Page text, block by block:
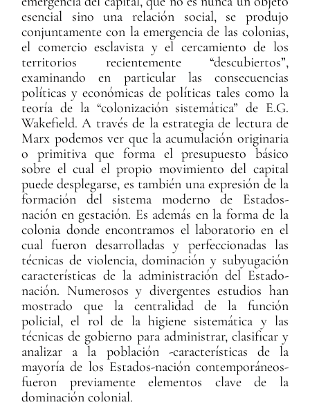
esencial sino una relación social, se produjo
conjuntamente con la emergencia de las colonias,
el comercio esclavista y el cercamiento de los
territorios recientemente “descubiertos”,
examinando en particular las consecuencias
políticas y económicas de políticas tales como la
teoría de la “colonización sistemática” de E.G.
Wakefield. A través de la estrategia de lectura de
Marx podemos ver que la acumulación originaria
o primitiva que forma el presupuesto básico
sobre el cual el propio movimiento del capital
puede desplegarse, es también una expresión de la
formación del sistema moderno de Estados-
nación en gestación. Es además en la forma de la
colonia donde encontramos el laboratorio en el
cual fueron desarrolladas y perfeccionadas las
técnicas de violencia, dominación y subyugación
características de la administración del Estado-
nación. Numerosos y divergentes estudios han
mostrado que la centralidad de la función
policial, el rol de la higiene sistemática y las
técnicas de gobierno para administrar, clasificar y
analizar a la población -características de la
mayoría de los Estados-nación contemporáneos-
fueron previamente elementos clave de la
dominación colonial.